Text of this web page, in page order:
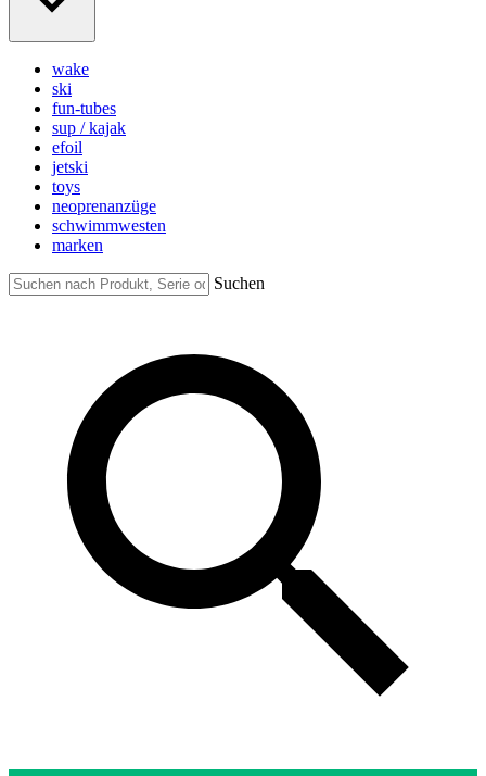
wake
ski
fun-tubes
sup / kajak
efoil
jetski
toys
neoprenanzüge
schwimmwesten
marken
Suchen